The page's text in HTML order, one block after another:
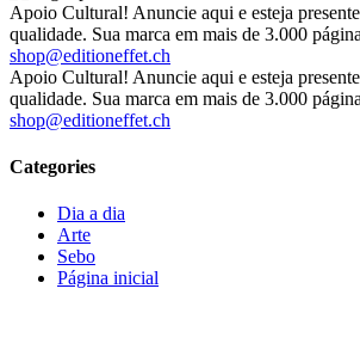
Apoio Cultural! Anuncie aqui e esteja
qualidade. Sua marca em mais de 3.000
shop@editioneffet.ch
Apoio Cultural! Anuncie aqui e esteja
qualidade. Sua marca em mais de 3.000
shop@editioneffet.ch
Categories
Dia a dia
Arte
Sebo
Página inicial